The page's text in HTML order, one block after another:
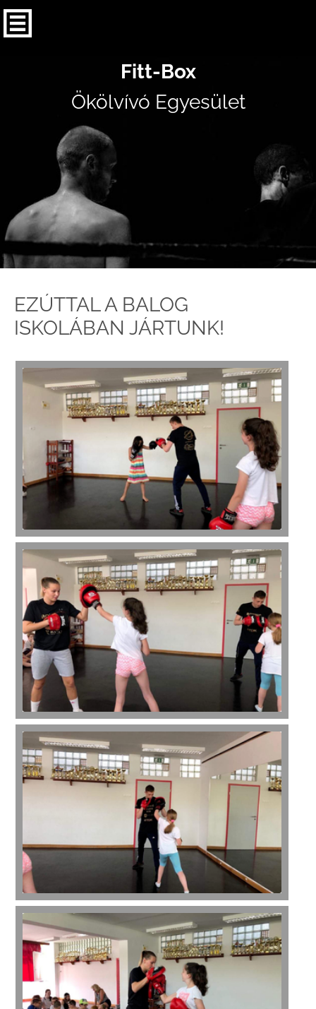
Fitt-Box
Ökölvívó Egyesület
EZÚTTAL A BALOG
ISKOLÁBAN JÁRTUNK!